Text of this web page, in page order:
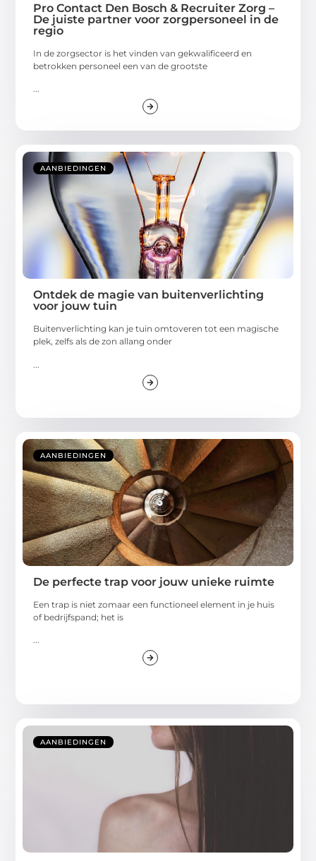
Pro Contact Den Bosch & Recruiter Zorg –
De juiste partner voor zorgpersoneel in de
regio
In de zorgsector is het vinden van gekwalificeerd en
betrokken personeel een van de grootste
...
AANBIEDINGEN
Ontdek de magie van buitenverlichting
voor jouw tuin
Buitenverlichting kan je tuin omtoveren tot een magische
plek, zelfs als de zon allang onder
AANBIEDINGEN
De perfecte trap voor jouw unieke ruimte
Een trap is niet zomaar een functioneel element in je huis
of bedrijfspand; het is
...
AANBIEDINGEN